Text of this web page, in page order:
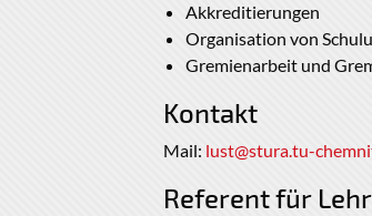
Akkreditierungen
Organisation von
Gremienarbeit und
Kontakt
Mail: lust@stura.tu-
Referent für